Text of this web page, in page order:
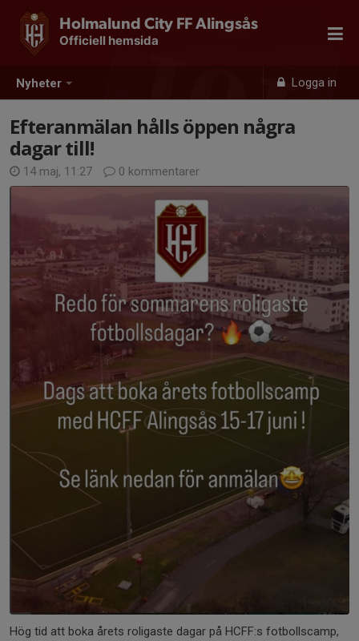
Nyheter Logga in
Holmalund City FF Alingsås
Officiell hemsida
Efteranmälan hålls öppen några
dagar till!
14 maj, 11:27 0 kommentarer
Hög tid att boka årets roligaste dagar på HCFF:s fotbollscamp,